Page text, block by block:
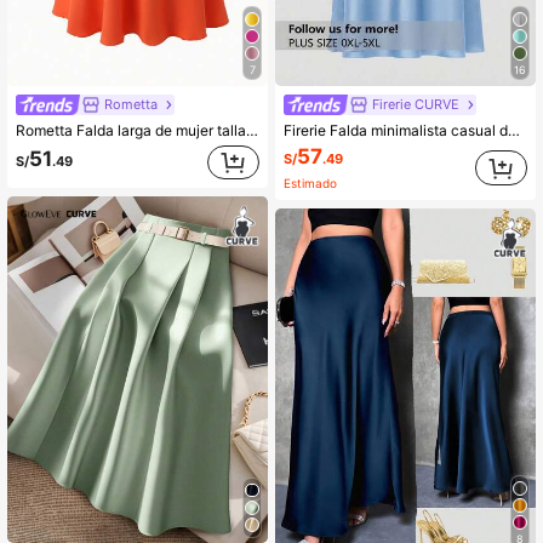
7
Rometta
Rometta Falda larga de mujer talla grande de unicolor casual, versátil para uso diario en el trabajo
S/51.49
16
Firerie CURVE
Firerie Falda minimalista casual de unicolor talla grande
S/57.49
Estimado
8